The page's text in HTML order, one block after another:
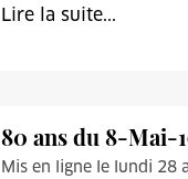
Lire la suite...
80 ans du 8-Mai-
Mis en ligne le lundi 28